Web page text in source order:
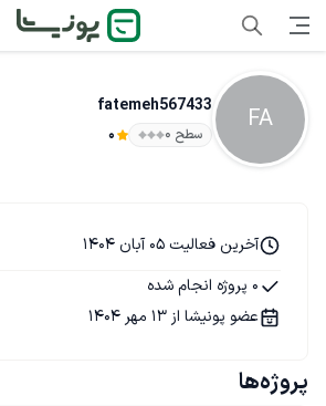
FA
fatemeh567433
سطح ۰ 0
آخرین فعالیت 05 آبان 1404
0 پروژه انجام شده
عضو پونیشا از 13 مهر 1404
پروژه‌ها